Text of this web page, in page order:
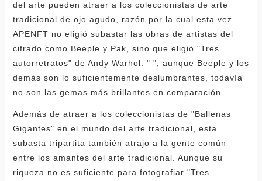
del arte pueden atraer a los coleccionistas de arte
tradicional de ojo agudo, razón por la cual esta vez
APENFT no eligió subastar las obras de artistas del
cifrado como Beeple y Pak, sino que eligió "Tres
autorretratos" de Andy Warhol. " ", aunque Beeple y los
demás son lo suficientemente deslumbrantes, todavía
no son las gemas más brillantes en comparación.
Además de atraer a los coleccionistas de "Ballenas
Gigantes" en el mundo del arte tradicional, esta
subasta tripartita también atrajo a la gente común
entre los amantes del arte tradicional. Aunque su
riqueza no es suficiente para fotografiar "Tres